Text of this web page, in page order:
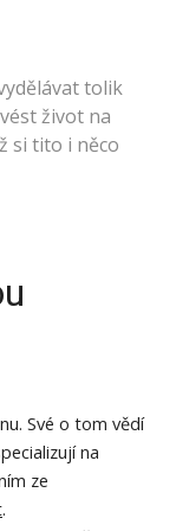
tolik
život na
si tito i něco
Své o tom vědí
na
ze
.